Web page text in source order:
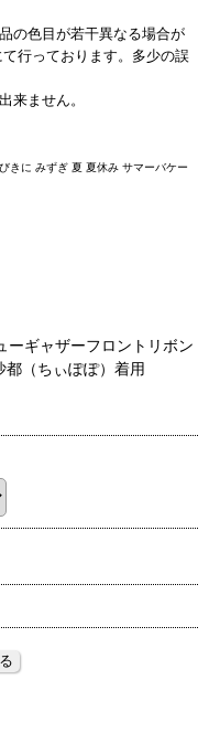
の色目が若干異なる場合が
行っております。多少の誤
来ません。
きに みずぎ 夏 夏休み サマーバケー